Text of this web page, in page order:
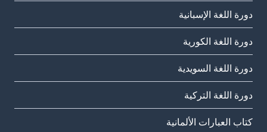
دورة اللغة الإسبانية
دورة اللغة الكورية
دورة اللغة السويدية
دورة اللغة التركية
كتاب العبارات الألمانية